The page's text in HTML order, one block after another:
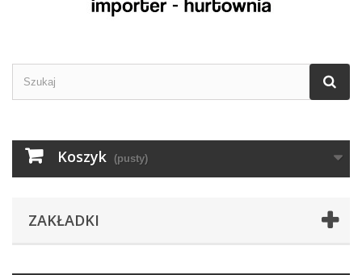
Koszyk (pusty)
ZAKŁADKI